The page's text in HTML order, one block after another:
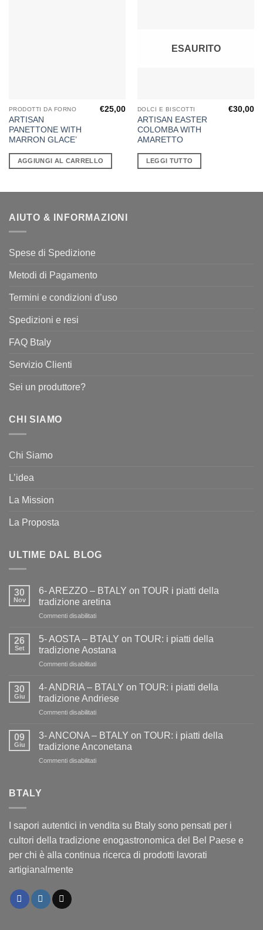
PRODOTTI DA FORNO
ARTISAN
PANETTONE WITH
MARRON GLACE’
€25,00
AGGIUNGI AL CARRELLO
ESAURITO
DOLCI E BISCOTTI
ARTISAN EASTER
COLOMBA WITH
AMARETTO
€30,00
LEGGI TUTTO
AIUTO & INFORMAZIONI
Spese di Spedizione
Metodi di Pagamento
Termini e condizioni d’uso
Spedizioni e resi
FAQ Btaly
Servizio Clienti
Sei un produttore?
CHI SIAMO
Chi Siamo
L’idea
La Mission
La Proposta
ULTIME DAL BLOG
30
Nov
6- AREZZO – BTALY on TOUR i piatti della
tradizione aretina
Commenti disabilitatisu
AREZZO
BTALY
on
i
piatti
tradizione
26
Set
5- AOSTA – BTALY on TOUR: i piatti della
tradizione Aostana
Commenti disabilitatisu
AOSTA
–
BTALY
on
piatti
tradizione
30
Giu
4- ANDRIA – BTALY on TOUR: i piatti della
tradizione Andriese
Commenti disabilitatisu
ANDRIA
BTALY
on
Andriese
09
Giu
3- ANCONA – BTALY on TOUR: i piatti della
tradizione Anconetana
Commenti disabilitatisu
i
piatti
della
tradizione
BTALY
I sapori autentici in vendita su Btaly sono pensati per i
cultori della tradizione enogastronomica del Bel Paese e
per chi è alla continua ricerca di prodotti lavorati
artigianalmente